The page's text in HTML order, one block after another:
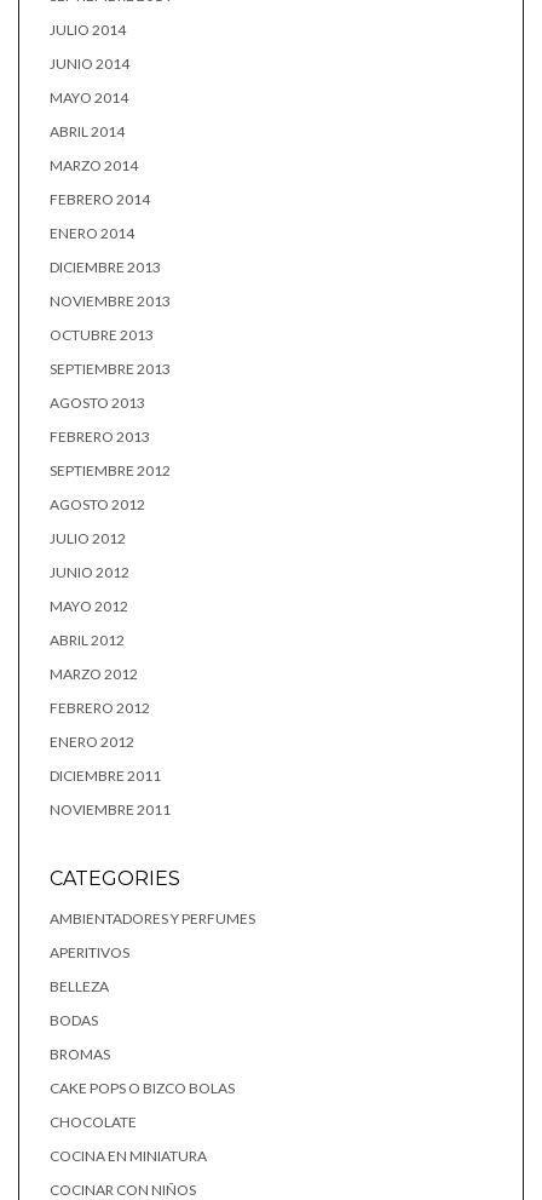
JULIO 2014
JUNIO 2014
MAYO 2014
ABRIL 2014
MARZO 2014
FEBRERO 2014
ENERO 2014
DICIEMBRE 2013
NOVIEMBRE 2013
OCTUBRE 2013
SEPTIEMBRE 2013
AGOSTO 2013
FEBRERO 2013
SEPTIEMBRE 2012
AGOSTO 2012
JULIO 2012
JUNIO 2012
MAYO 2012
ABRIL 2012
MARZO 2012
FEBRERO 2012
ENERO 2012
DICIEMBRE 2011
NOVIEMBRE 2011
CATEGORIES
AMBIENTADORES Y PERFUMES
APERITIVOS
BELLEZA
BODAS
BROMAS
CAKE POPS O BIZCO BOLAS
CHOCOLATE
COCINA EN MINIATURA
COCINAR CON NIÑOS